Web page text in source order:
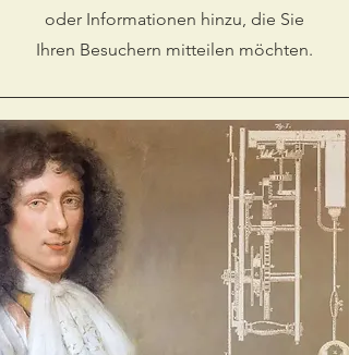
oder Informationen hinzu, die Sie
Ihren Besuchern mitteilen möchten.